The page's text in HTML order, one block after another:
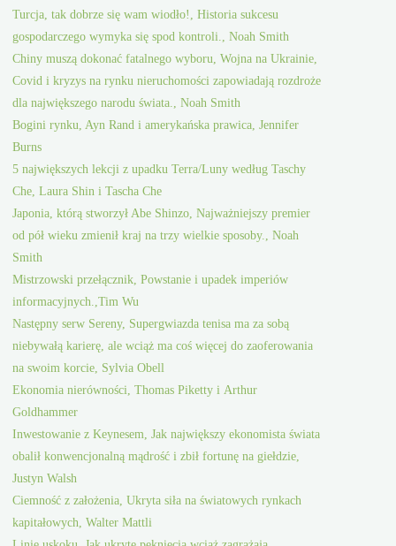
Turcja, tak dobrze się wam wiodło!, Historia sukcesu
gospodarczego wymyka się spod kontroli., Noah Smith
Chiny muszą dokonać fatalnego wyboru, Wojna na Ukrainie,
Covid i kryzys na rynku nieruchomości zapowiadają rozdroże
dla największego narodu świata., Noah Smith
Bogini rynku, Ayn Rand i amerykańska prawica, Jennifer
Burns
5 największych lekcji z upadku Terra/Luny według Taschy
Che, Laura Shin i Tascha Che
Japonia, którą stworzył Abe Shinzo, Najważniejszy premier
od pół wieku zmienił kraj na trzy wielkie sposoby., Noah
Smith
Mistrzowski przełącznik, Powstanie i upadek imperiów
informacyjnych.,Tim Wu
Następny serw Sereny, Supergwiazda tenisa ma za sobą
niebywałą karierę, ale wciąż ma coś więcej do zaoferowania
na swoim korcie, Sylvia Obell
Ekonomia nierówności, Thomas Piketty i Arthur
Goldhammer
Inwestowanie z Keynesem, Jak największy ekonomista świata
obalił konwencjonalną mądrość i zbił fortunę na giełdzie,
Justyn Walsh
Ciemność z założenia, Ukryta siła na światowych rynkach
kapitałowych, Walter Mattli